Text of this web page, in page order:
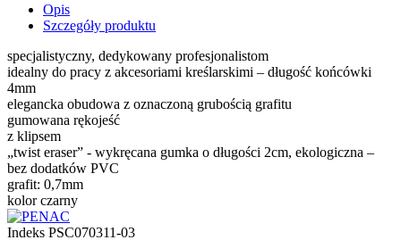
Opis
Szczegóły produktu
specjalistyczny, dedykowany profesjonalistom
idealny do pracy z akcesoriami kreślarskimi – długość końcówki
4mm
elegancka obudowa z oznaczoną grubością grafitu
gumowana rękojeść
z klipsem
„twist eraser” - wykręcana gumka o długości 2cm, ekologiczna –
bez dodatków PVC
grafit: 0,7mm
kolor czarny
Indeks PSC070311-03